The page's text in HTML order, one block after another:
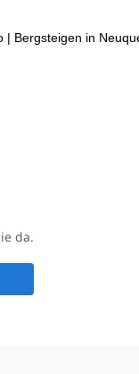
| Bergsteigen in
da.